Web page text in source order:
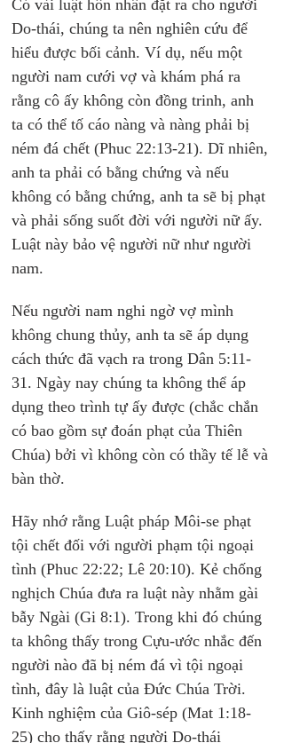
Có vài luật hôn nhân đặt ra cho người
Do-thái, chúng ta nên nghiên cứu để
hiểu được bối cảnh. Ví dụ, nếu một
người nam cưới vợ và khám phá ra
rằng cô ấy không còn đồng trinh, anh
ta có thể tố cáo nàng và nàng phải bị
ném đá chết (Phuc 22:13-21). Dĩ nhiên,
anh ta phải có bằng chứng và nếu
không có bằng chứng, anh ta sẽ bị phạt
và phải sống suốt đời với người nữ ấy.
Luật này bảo vệ người nữ như người
nam.
Nếu người nam nghi ngờ vợ mình
không chung thủy, anh ta sẽ áp dụng
cách thức đã vạch ra trong Dân 5:11-
31. Ngày nay chúng ta không thể áp
dụng theo trình tự ấy được (chắc chắn
có bao gồm sự đoán phạt của Thiên
Chúa) bởi vì không còn có thầy tế lễ và
bàn thờ.
Hãy nhớ rằng Luật pháp Môi-se phạt
tội chết đối với người phạm tội ngoại
tình (Phuc 22:22; Lê 20:10). Kẻ chống
nghịch Chúa đưa ra luật này nhằm gài
bẫy Ngài (Gi 8:1). Trong khi đó chúng
ta không thấy trong Cựu-ước nhắc đến
người nào đã bị ném đá vì tội ngoại
tình, đây là luật của Đức Chúa Trời.
Kinh nghiệm của Giô-sép (Mat 1:18-
25) cho thấy rằng người Do-thái